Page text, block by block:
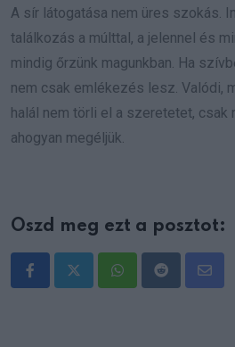
A sír látogatása nem üres szokás.
találkozás a múlttal, a jelennel és
mindig őrzünk magunkban. Ha
nem csak emlékezés lesz. Valódi,
halál nem törli el a szeretetet, csak
ahogyan megéljük.
Oszd meg ezt a posztot:
WhatsappRedditShare